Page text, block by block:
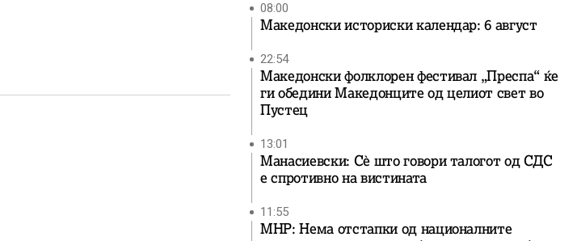
08:00
Македонски историски календар: 6 август
22:54
Македонски фолклорен фестивал „Преспа“ ќе
ги обедини Македонците од целиот свет во
Пустец
13:01
Манасиевски: Сè што говори талогот од СДС
е спротивно на вистината
11:55
МНР: Нема отстапки од националните